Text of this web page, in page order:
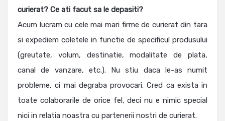
curierat? Ce ati facut sa le depasiti?
Acum lucram cu cele mai mari firme de curierat din tara
si expediem coletele in functie de specificul produsului
(greutate, volum, destinatie, modalitate de plata,
canal de vanzare, etc.). Nu stiu daca le-as numit
probleme, ci mai degraba provocari. Cred ca exista in
toate colaborarile de orice fel, deci nu e nimic special
nici in relatia noastra cu partenerii nostri de curierat.